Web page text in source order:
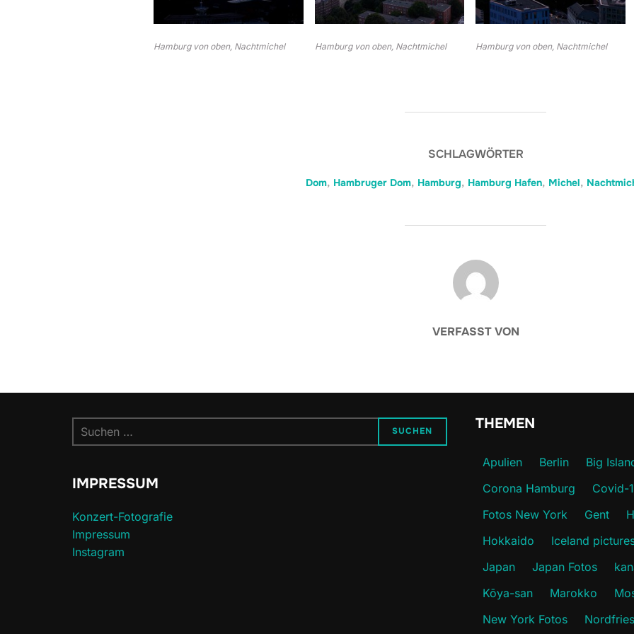
Hamburg von oben, Nachtmichel Hamburg von oben, Nachtmichel Hamburg von oben, Nachtmichel
SCHLAGWÖRTER
Dom, Hambruger Dom, Hamburg, Hamburg Hafen, Michel,
BEITRAGSAUTOR
VERFASST VON
Suchen
nach:
SUCHEN
IMPRESSUM
Konzert-Fotografie
Impressum
Instagram
THEMEN
Apulien Berlin
Big
Corona Hamburg
Covid-
Fotos New York
Gent
Hokkaido
Iceland
Japan
Japan Fotos
Kōya-san
Marokko
New York Fotos